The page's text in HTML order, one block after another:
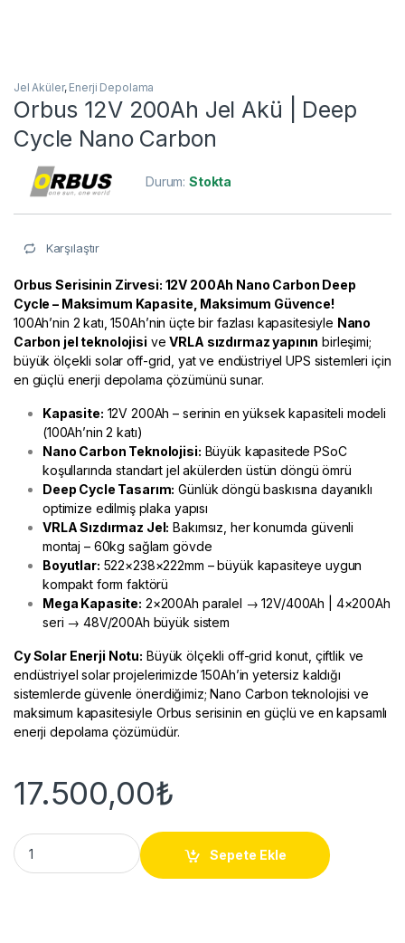
Jel Aküler, Enerji Depolama
Orbus 12V 200Ah Jel Akü | Deep
Cycle Nano Carbon
Durum:Stokta
Karşılaştır
Orbus Serisinin Zirvesi: 12V 200Ah Nano Carbon Deep
Cycle – Maksimum Kapasite, Maksimum Güvence!
100Ah’nin 2 katı, 150Ah’nin üçte bir fazlası kapasitesiyle Nano
Carbon jel teknolojisi veVRLA sızdırmaz yapının birleşimi;
büyük ölçekli solar off-grid, yat ve endüstriyel UPS sistemleri için
en güçlü enerji depolama çözümünü sunar.
Kapasite: 12V 200Ah – serinin en yüksek kapasiteli modeli
(100Ah’nin 2 katı)
Nano Carbon Teknolojisi: Büyük kapasitede PSoC
koşullarında standart jel akülerden üstün döngü ömrü
Deep Cycle Tasarım: Günlük döngü baskısına dayanıklı
optimize edilmiş plaka yapısı
VRLA Sızdırmaz Jel: Bakımsız, her konumda güvenli
montaj – 60kg sağlam gövde
Boyutlar: 522×238×222mm – büyük kapasiteye uygun
kompakt form faktörü
Mega Kapasite: 2×200Ah paralel → 12V/400Ah | 4×200Ah
seri → 48V/200Ah büyük sistem
Cy Solar Enerji Notu: Büyük ölçekli off-grid konut, çiftlik ve
endüstriyel solar projelerimizde 150Ah’in yetersiz kaldığı
sistemlerde güvenle önerdiğimiz; Nano Carbon teknolojisi ve
maksimum kapasitesiyle Orbus serisinin en güçlü ve en kapsamlı
enerji depolama çözümüdür.
17.500,00₺
Orbus 12V 200Ah Jel Akü | Deep Cycle Nano Carbon quantity
Sepete Ekle